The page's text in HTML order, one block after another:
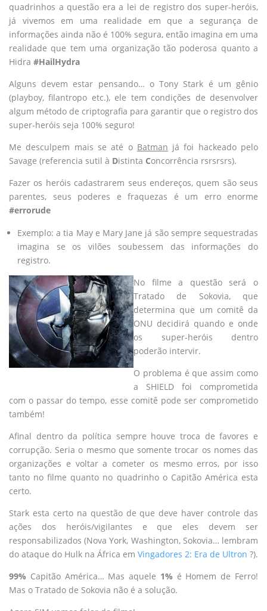
quadrinhos a questão era a lei de registro dos super-heróis,
já vivemos em uma realidade em que a segurança de
informações ainda não é 100% segura, então imagina em uma
realidade que tem uma organização tão poderosa quanto a
Hidra #HailHydra
Alguns devem estar pensando… o Tony Stark é um gênio
(playboy, filantropo etc.), ele tem condições de desenvolver
algum método de criptografia para garantir que o registro dos
super-heróis seja 100% seguro!
Me desculpem mais se até o Batman já foi hackeado pelo
Savage (referencia sutil à Distinta Concorrência rsrsrsrs).
Fazer os heróis cadastrarem seus endereços, quem são seus
parentes, seus poderes e fraquezas é um erro enorme
#errorude
Exemplo: a tia May e Mary Jane já são sempre sequestradas
imagina se os vilões soubessem das informações do
registro.
No filme a questão será o
Tratado de Sokovia, que
determina que um comitê da
ONU decidirá quando e onde
os super-heróis dentro
poderão intervir.
O problema é que assim como
a SHIELD foi comprometida
com o passar do tempo, esse comitê pode ser comprometido
também!
Afinal dentro da política sempre houve troca de favores e
corrupção. Seria o mesmo que somente trocar os nomes das
organizações e voltar a cometer os mesmo erros, por isso
tanto no filme quanto no quadrinho o Capitão América esta
certo.
Stark esta certo na questão de que deve haver controle das
ações dos heróis/vigilantes e que eles devem ser
responsabilizados (Nova York, Washington, Sokovia… lembram
do ataque do Hulk na África em Vingadores 2: Era de Ultron ?).
99% Capitão América… Mas aquele 1% é Homem de Ferro!
Mas o Tratado de Sokovia não é a solução.